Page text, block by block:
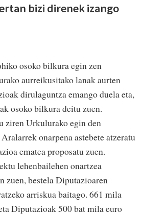
bizi direnek izango
osoko bilkura egin zen
aurreikusitako lanak aurten
dirulaguntza emango duela eta,
osoko bilkura deitu zuen.
ziren Urkulurako egin den
onarpena astebete atzeratu
ematea proposatu zuen.
lehenbailehen onartzea
zuen, bestela Diputazioaren
arriskua baitago. 661 mila
Diputazioak 500 bat mila euro